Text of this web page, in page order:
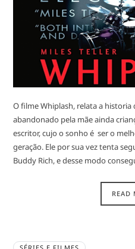
O filme Whiplash, relata a
abandonado pela mãe ainda
escritor, cujo o sonho é ser o
geração. Ele por sua vez tenta
Buddy Rich, e desse modo
READ